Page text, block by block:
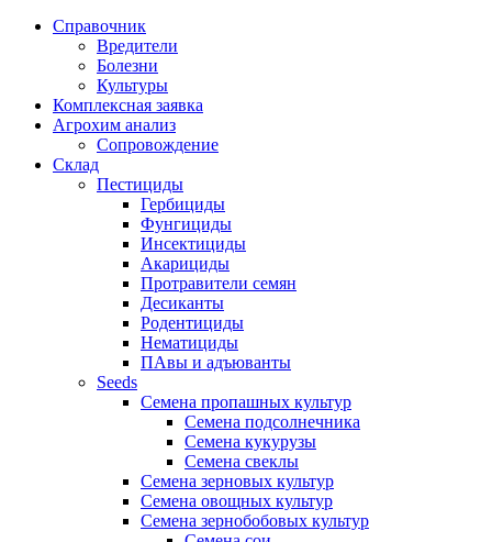
Справочник
Вредители
Болезни
Культуры
Комплексная заявка
Агрохим анализ
Сопровождение
Склад
Пестициды
Гербициды
Фунгициды
Инсектициды
Акарициды
Протравители семян
Десиканты
Родентициды
Нематициды
ПАвы и адъюванты
Seeds
Семена пропашных культур
Семена подсолнечника
Семена кукурузы
Семена свеклы
Семена зерновых культур
Семена овощных культур
Семена зернобобовых культур